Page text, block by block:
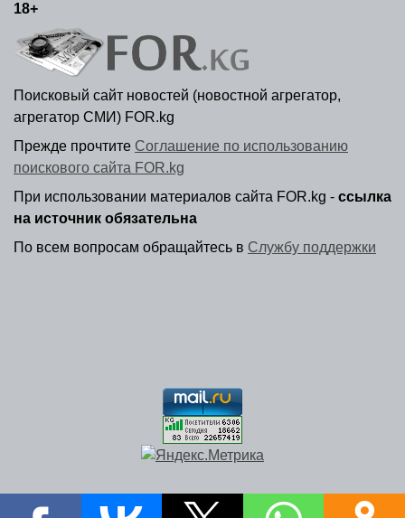
18+
Поисковый сайт новостей (новостной агрегатор,
агрегатор СМИ) FOR.kg
Прежде прочтите Соглашение по использованию
поискового сайта FOR.kg
При использовании материалов сайта FOR.kg - ссылка
на источник обязательна
По всем вопросам обращайтесь в Службу поддержки